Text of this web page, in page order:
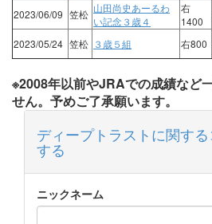
2023/06/09 笠松 山田尚史あーるわ
い記念３歳４
右
1400
2023/05/24 笠松 ３歳５組 右800
※2008年以前やJRAでの成績など
せん。予めご了承願います。
ディープトラストに関す
する
ニックネーム